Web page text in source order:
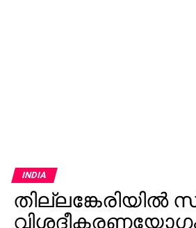
INDIA
തില്ലങ്കേരിയില്‍